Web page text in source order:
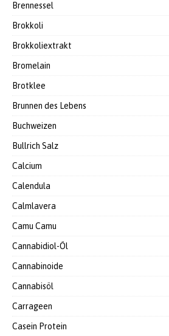
Brennessel
Brokkoli
Brokkoliextrakt
Bromelain
Brotklee
Brunnen des Lebens
Buchweizen
Bullrich Salz
Calcium
Calendula
Calmlavera
Camu Camu
Cannabidiol-Öl
Cannabinoide
Cannabisöl
Carrageen
Casein Protein